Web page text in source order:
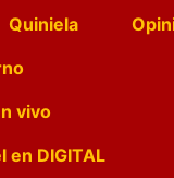
Quiniela
vivo
en DIGITAL